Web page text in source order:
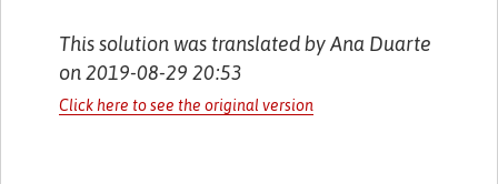
This solution was translated by Ana Duarte
on 2019-08-29 20:53
Click here to see the original version